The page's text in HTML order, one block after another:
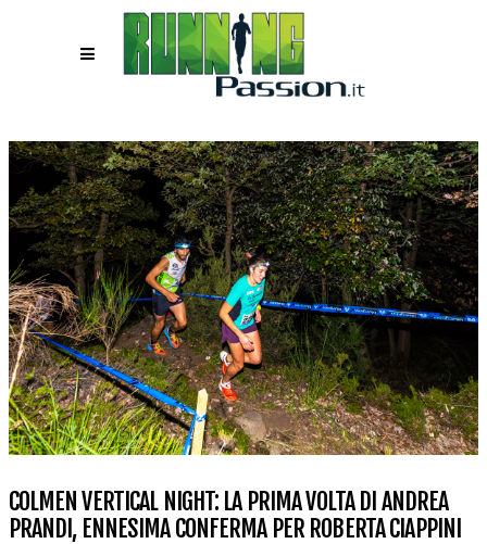
COLMEN VERTICAL NIGHT: LA PRIMA VOLTA DI ANDREA
PRANDI, ENNESIMA CONFERMA PER ROBERTA CIAPPINI